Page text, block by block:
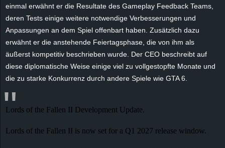
einmal erwähnt er die Resultate des Gameplay Feedback Teams,
deren Tests einige weitere notwendige Verbesserungen und
Anpassungen an dem Spiel offenbart haben. Zusätzlich dazu
erwähnt er die anstehende Feiertagsphase, die von ihm als
äußerst kompetitiv beschrieben wurde. Der CEO beschreibt auf
diese diplomatische Weise einige viel zu vollgestopfte Monate und
die zu starke Konkurrenz durch andere Spiele wie GTA 6.
Lords of the Fallen II Development Update.
Lords of the Fallen II is now set for a Q1 2027 release window.